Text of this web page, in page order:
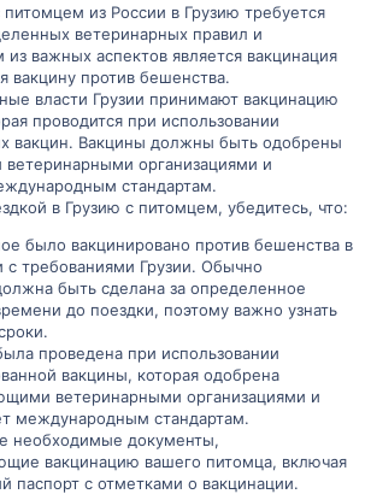
из России в Грузию требуется
ветеринарных правил и
важных аспектов является вакцинация
вакцину против бешенства.
власти Грузии принимают вакцинацию
проводится при использовании
вакцин. Вакцины должны быть одобрены
организациями и
стандартам.
в Грузию с питомцем, убедитесь, что:
было вакцинировано против бешенства в
с требованиями Грузии. Обычно
быть сделана за определенное
до поездки, поэтому важно узнать
проведена при использовании
вакцины, которая одобрена
ветеринарными организациями и
международным стандартам.
необходимые документы,
вакцинацию вашего питомца, включая
паспорт с отметками о вакцинации.